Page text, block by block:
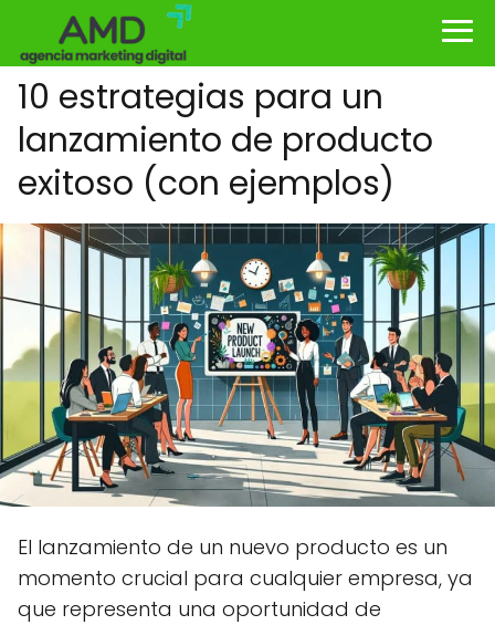
10 estrategias para un
lanzamiento de producto
exitoso (con ejemplos)
El lanzamiento de un nuevo producto es un
momento crucial para cualquier empresa, ya
que representa una oportunidad de